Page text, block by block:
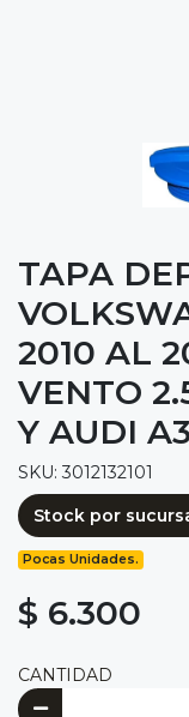
TAPA
2010 AL
VENTO
Y AUDI
SKU: 3012132101
Stock por
Pocas Unidades.
$ 6.300
CANTIDAD